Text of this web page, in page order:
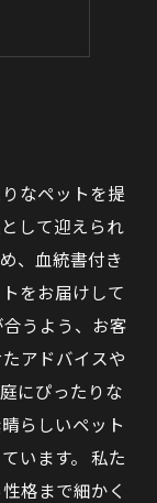
なペットを提
して迎えられ
、血統書付き
をお届けして
うよう、お客
アドバイスや
にぴったりな
らしいペット
います。 私た
格まで細かく